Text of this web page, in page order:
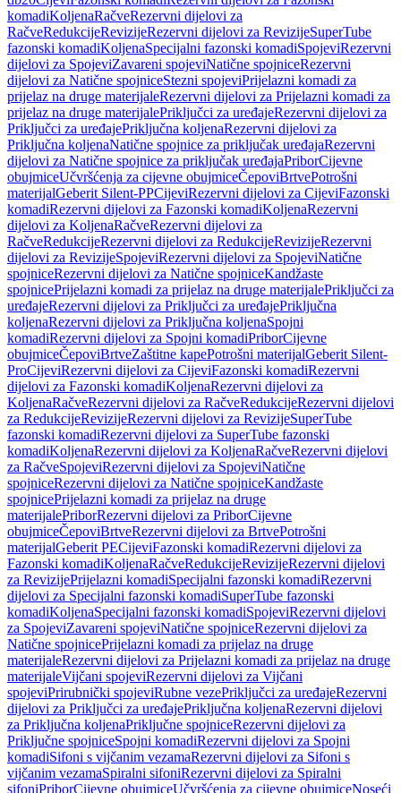
komadiKoljenaRačveRezervni dijelovi za
RačveRedukcijeRevizijeRezervni dijelovi za RevizijeSuperTube
fazonski komadiKoljenaSpecijalni fazonski komadiSpojeviRezervni
dijelovi za SpojeviZavareni spojeviNatične spojniceRezervni
dijelovi za Natične spojniceStezni spojeviPrijelazni komadi za
prijelaz na druge materijaleRezervni dijelovi za Prijelazni komadi za
prijelaz na druge materijalePriključci za uređajeRezervni dijelovi za
Priključci za uređajePriključna koljenaRezervni dijelovi za
Priključna koljenaNatične spojnice za priključak uređajaRezervni
dijelovi za Natične spojnice za priključak uređajaPriborCijevne
obujmiceUčvršćenja za cijevne obujmiceČepoviBrtvePotrošni
materijalGeberit Silent-PPCijeviRezervni dijelovi za CijeviFazonski
komadiRezervni dijelovi za Fazonski komadiKoljenaRezervni
dijelovi za KoljenaRačveRezervni dijelovi za
RačveRedukcijeRezervni dijelovi za RedukcijeRevizijeRezervni
dijelovi za RevizijeSpojeviRezervni dijelovi za SpojeviNatične
spojniceRezervni dijelovi za Natične spojniceKandžaste
spojnicePrijelazni komadi za prijelaz na druge materijalePriključci za
uređajeRezervni dijelovi za Priključci za uređajePriključna
koljenaRezervni dijelovi za Priključna koljenaSpojni
komadiRezervni dijelovi za Spojni komadiPriborCijevne
obujmiceČepoviBrtveZaštitne kapePotrošni materijalGeberit Silent-
ProCijeviRezervni dijelovi za CijeviFazonski komadiRezervni
dijelovi za Fazonski komadiKoljenaRezervni dijelovi za
KoljenaRačveRezervni dijelovi za RačveRedukcijeRezervni dijelovi
za RedukcijeRevizijeRezervni dijelovi za RevizijeSuperTube
fazonski komadiRezervni dijelovi za SuperTube fazonski
komadiKoljenaRezervni dijelovi za KoljenaRačveRezervni dijelovi
za RačveSpojeviRezervni dijelovi za SpojeviNatične
spojniceRezervni dijelovi za Natične spojniceKandžaste
spojnicePrijelazni komadi za prijelaz na druge
materijalePriborRezervni dijelovi za PriborCijevne
obujmiceČepoviBrtveRezervni dijelovi za BrtvePotrošni
materijalGeberit PECijeviFazonski komadiRezervni dijelovi za
Fazonski komadiKoljenaRačveRedukcijeRevizijeRezervni dijelovi
za RevizijePrijelazni komadiSpecijalni fazonski komadiRezervni
dijelovi za Specijalni fazonski komadiSuperTube fazonski
komadiKoljenaSpecijalni fazonski komadiSpojeviRezervni dijelovi
za SpojeviZavareni spojeviNatične spojniceRezervni dijelovi za
Natične spojnicePrijelazni komadi za prijelaz na druge
materijaleRezervni dijelovi za Prijelazni komadi za prijelaz na druge
materijaleVijčani spojeviRezervni dijelovi za Vijčani
spojeviPrirubnički spojeviRubne vezePriključci za uređajeRezervni
dijelovi za Priključci za uređajePriključna koljenaRezervni dijelovi
za Priključna koljenaPriključne spojniceRezervni dijelovi za
Priključne spojniceSpojni komadiRezervni dijelovi za Spojni
komadiSifoni s vijčanim vezamaRezervni dijelovi za Sifoni s
vijčanim vezamaSpiralni sifoniRezervni dijelovi za Spiralni
sifoniPriborCijevne obujmiceUčvršćenja za cijevne obujmiceNoseći